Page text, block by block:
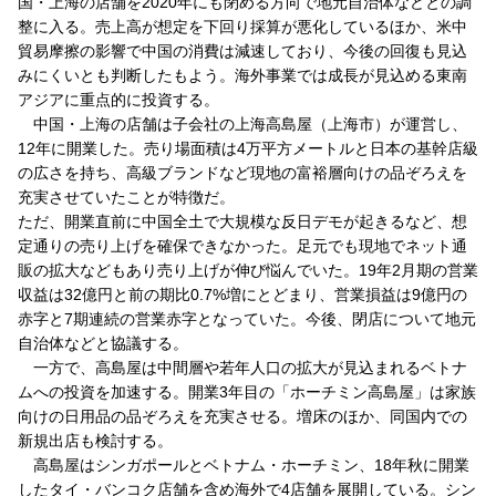
整に入る。売上高が想定を下回り採算が悪化しているほか、米中
貿易摩擦の影響で中国の消費は減速しており、今後の回復も見込
みにくいとも判断したもよう。海外事業では成長が見込める東南
アジアに重点的に投資する。
中国・上海の店舗は子会社の上海高島屋（上海市）が運営し、
12年に開業した。売り場面積は4万平方メートルと日本の基幹店級
の広さを持ち、高級ブランドなど現地の富裕層向けの品ぞろえを
充実させていたことが特徴だ。
ただ、開業直前に中国全土で大規模な反日デモが起きるなど、想
定通りの売り上げを確保できなかった。足元でも現地でネット通
販の拡大などもあり売り上げが伸び悩んでいた。19年2月期の営業
収益は32億円と前の期比0.7%増にとどまり、営業損益は9億円の
赤字と7期連続の営業赤字となっていた。今後、閉店について地元
自治体などと協議する。
一方で、高島屋は中間層や若年人口の拡大が見込まれるベトナ
ムへの投資を加速する。開業3年目の「ホーチミン高島屋」は家族
向けの日用品の品ぞろえを充実させる。増床のほか、同国内での
新規出店も検討する。
高島屋はシンガポールとベトナム・ホーチミン、18年秋に開業
したタイ・バンコク店舗を含め海外で4店舗を展開している。シン